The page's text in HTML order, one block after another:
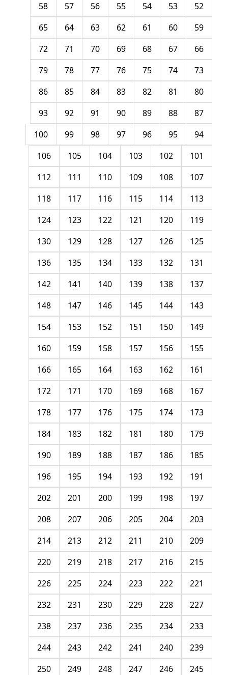
52
53
54
55
56
57
58
59
60
61
62
63
64
65
66
67
68
69
70
71
72
73
74
75
76
77
78
79
80
81
82
83
84
85
86
87
88
89
90
91
92
93
94
95
96
97
98
99
100
101
102
103
104
105
106
107
108
109
110
111
112
113
114
115
116
117
118
119
120
121
122
123
124
125
126
127
128
129
130
131
132
133
134
135
136
137
138
139
140
141
142
143
144
145
146
147
148
149
150
151
152
153
154
155
156
157
158
159
160
161
162
163
164
165
166
167
168
169
170
171
172
173
174
175
176
177
178
179
180
181
182
183
184
185
186
187
188
189
190
191
192
193
194
195
196
197
198
199
200
201
202
203
204
205
206
207
208
209
210
211
212
213
214
215
216
217
218
219
220
221
222
223
224
225
226
227
228
229
230
231
232
233
234
235
236
237
238
239
240
241
242
243
244
245
246
247
248
249
250